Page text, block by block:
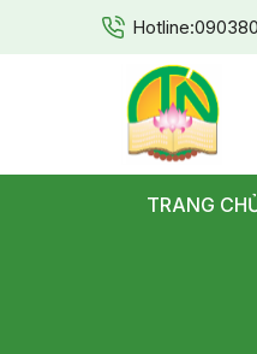
Hotline:
TRANG